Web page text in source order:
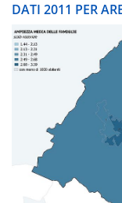
DATI 2011 PER